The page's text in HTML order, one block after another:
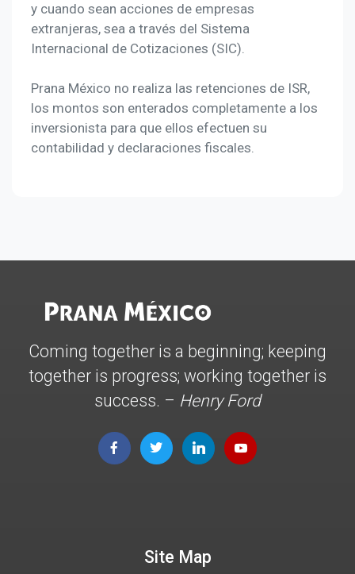
y cuando sean acciones de empresas
extranjeras, sea a través del Sistema
Internacional de Cotizaciones (SIC).
Prana México no realiza las retenciones de ISR,
los montos son enterados completamente a los
inversionista para que ellos efectuen su
contabilidad y declaraciones fiscales.
Coming together is a beginning; keeping
together is progress; working together is
success. – Henry Ford
Site Map